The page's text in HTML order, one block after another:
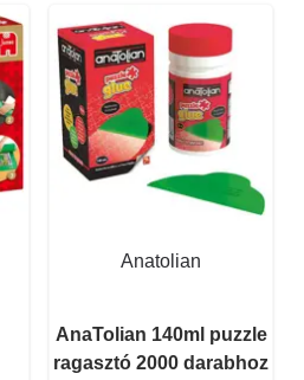
Anatolian
AnaTolian 140ml puzzle
ragasztó 2000 darabhoz